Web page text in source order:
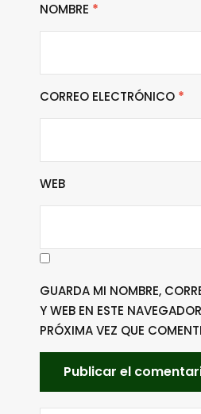
NOMBRE *
CORREO ELECTRÓNICO *
WEB
GUARDA MI NOMBRE,
Y WEB EN ESTE
PRÓXIMA VEZ QUE